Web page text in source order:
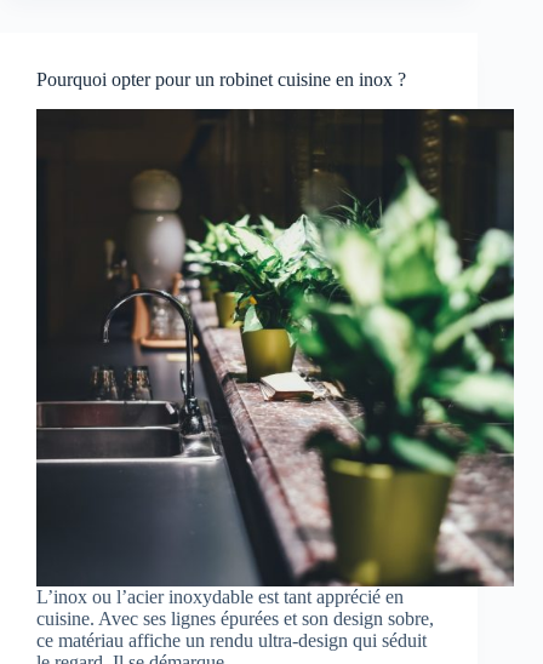
Pourquoi opter pour un robinet cuisine en inox ?
L’inox ou l’acier inoxydable est tant apprécié en
cuisine. Avec ses lignes épurées et son design sobre,
ce matériau affiche un rendu ultra-design qui séduit